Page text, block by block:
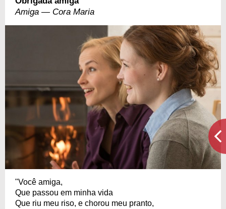
Amiga — Cora Maria
"Você amiga,
Que passou em minha vida
Que riu meu riso, e chorou meu pranto,